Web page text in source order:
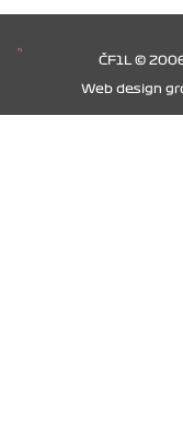
ČF1L ©
Web design